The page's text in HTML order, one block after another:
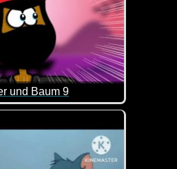
und Baum 9
alte Kampf "Nager gegen